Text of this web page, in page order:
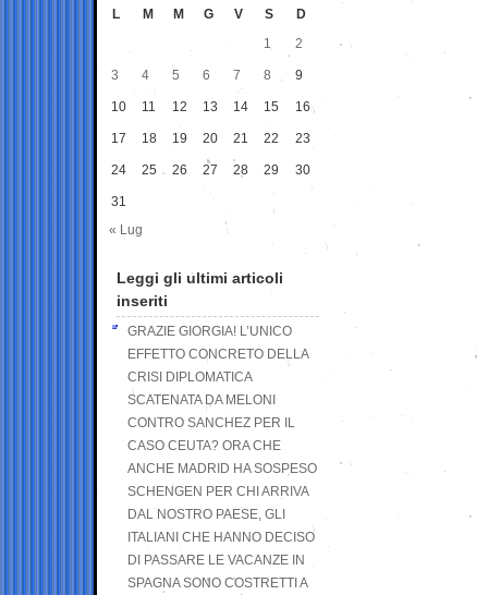
L M M G V S
D
1
2
3 4 5 6 7 8 9
10 11 12 13 14 15 16
17 18 19 20 21 22 23
24 25 26 27 28 29 30
31
« Lug
Leggi gli ultimi articoli
inseriti
GRAZIE GIORGIA! L’UNICO
EFFETTO CONCRETO DELLA
CRISI DIPLOMATICA
SCATENATA DA MELONI
CONTRO SANCHEZ PER IL
CASO CEUTA? ORA CHE
ANCHE MADRID HA SOSPESO
SCHENGEN PER CHI ARRIVA
DAL NOSTRO PAESE, GLI
ITALIANI CHE HANNO DECISO
DI PASSARE LE VACANZE IN
SPAGNA SONO COSTRETTI A